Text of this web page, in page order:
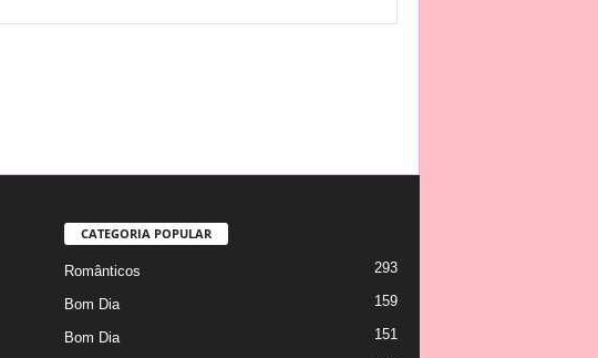
CATEGORIA POPULAR
Românticos 293
Bom Dia 159
Bom Dia 151